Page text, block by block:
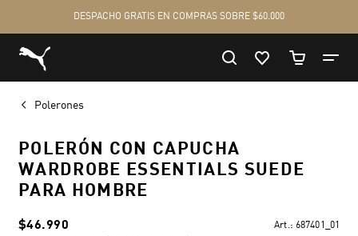
Polerones
POLERÓN CON CAPUCHA
WARDROBE ESSENTIALS SUEDE
PARA HOMBRE
$46.990 Art.: 687401_01